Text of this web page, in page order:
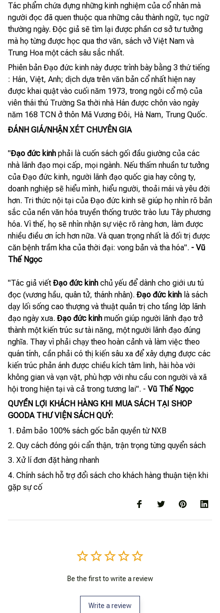
Tác phẩm chứa đựng những kinh nghiệm của cổ nhân mà
người đọc đã quen thuộc qua những câu thành ngữ, tục ngữ
thường ngày. Độc giả sẽ tìm lại được phần cơ sở tư tưởng
mà họ từng được học qua thơ văn, sách vở Việt Nam và
Trung Hoa một cách sâu sắc nhất.
Phiên bản Đạo đức kinh này được trình bày bằng 3 thứ tiếng
: Hán, Việt, Anh; dịch dựa trên văn bản cổ nhất hiện nay
được khai quật vào cuối năm 1973, trong ngôi cổ mộ của
viên thái thú Trường Sa thời nhà Hán được chôn vào ngày
năm 168 TCN ở thôn Mã Vương Đôi, Hà Nam, Trung Quốc.
ĐÁNH GIÁ/NHẬN XÉT CHUYÊN GIA
"Đạo đức kinh phải là cuốn sách gối đầu giường của các
nhà lãnh đạo mọi cấp, mọi ngành. Nếu thấm nhuần tư tưởng
của Đạo đức kinh, người lãnh đạo quốc gia hay công ty,
doanh nghiệp sẽ hiểu mình, hiểu người, thoải mái và yêu đời
hơn. Tri thức nội tại của Đạo đức kinh sẽ giúp họ nhìn rõ bản
sắc của nền văn hóa truyền thống trước trào lưu Tây phương
hóa. Vì thế, họ sẽ nhìn nhận sự việc rõ ràng hơn, làm được
nhiều điều ơn ích hơn nữa. Và quan trọng nhất là đối trị được
căn bệnh trầm kha của thời đại: vong bản và tha hóa". - Vũ
Thế Ngọc
"Tác giả viết Đạo đức kinh chủ yếu để dành cho giới ưu tú
đọc (vương hầu, quân tử, thánh nhân). Đạo đức kinh là sách
dạy lối sống cao thượng và thuật quản trị cho tầng lớp lãnh
đạo ngày xưa. Đạo đức kinh muốn giúp người lãnh đạo trở
thành một kiến trúc sư tài năng, một người lãnh đạo đúng
nghĩa. Thay vì phải chạy theo hoàn cảnh và làm việc theo
quán tính, cần phải có thị kiến sâu xa để xây dựng được các
kiến trúc phản ánh được chiều kích tâm linh, hài hòa với
không gian và vạn vật, phù hợp với nhu cầu con người và xã
hội trong hiện tại và cả trong tương lai". - Vũ Thế Ngọc
QUYỀN LỢI KHÁCH HÀNG KHI MUA SÁCH TẠI SHOP
GOODA THƯ VIỆN SÁCH QUÝ:
1. Đảm bảo 100% sách gốc bản quyền từ NXB
2. Quy cách đóng gói cẩn thận, trận trọng từng quyển sách
3. Xử lí đơn đặt hàng nhanh
4. Chính sách hỗ trợ đổi sách cho khách hàng thuận tiện khi
gặp sự cố
Be the first to write a review
Write a review